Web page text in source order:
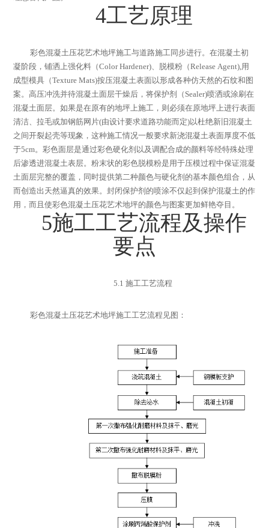
4工艺原理
彩色混凝土压花艺术地坪施工与道路施工同步进行。在混凝土初
凝阶段，铺洒上强化料（Color Hardener) 、脱模粉（Release Agent), 用
成型模具（Texture Mats)按压混凝土表面以形成各种仿天然的石纹和图
案。高压冲洗并待混凝土面层干燥后，将保护剂（ Sealer)喷洒或涂刷在
混凝土面层。如果是在原有的地坪上施工，则必须在原地坪上进行表面
清洁、拉毛或加钢筋网片(由设计要求道路功能而定)以杜绝新旧混凝土
之间开裂起壳等现象，这种施工情况一般要求新浇混凝土表面厚度不低
于5cm 。彩色面层是通过彩色硬化剂以及调配合成的颜料等经特殊处理
后渗透进混凝土表层。粉末状的彩色脱模粉是用于压模过程中保证混凝
土面层完整的覆盖，同时提供第二种颜色与硬化剂的基本颜色组合，从
而创造出天然逼真的效果。封闭保护剂的喷涂不仅起到保护混凝土的作
用，而且使彩色混凝土压花艺术地坪的颜色与图案更加鲜艳夺目。
5施工工艺流程及操作
要点
5.1施工工艺流程
彩色混凝土压花艺术地坪施工工艺流程见图：